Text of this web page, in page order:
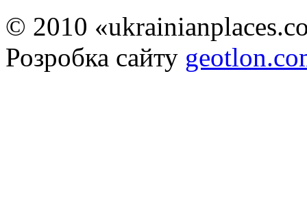
© 2010
Розробка сайту